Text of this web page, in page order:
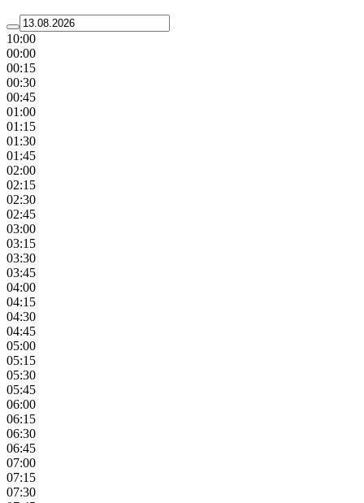
10:00
00:00
00:15
00:30
00:45
01:00
01:15
01:30
01:45
02:00
02:15
02:30
02:45
03:00
03:15
03:30
03:45
04:00
04:15
04:30
04:45
05:00
05:15
05:30
05:45
06:00
06:15
06:30
06:45
07:00
07:15
07:30